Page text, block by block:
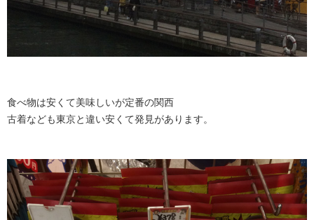
食べ物は安くて美味しいが定番の関西
古着なども東京と違い安くて発見があります。